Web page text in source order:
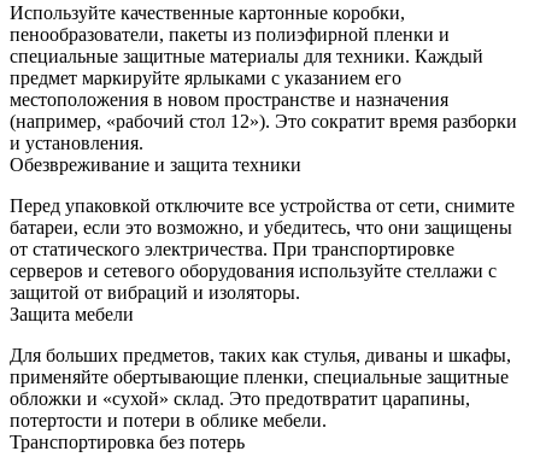
Используйте качественные картонные коробки,
пенообразователи, пакеты из полиэфирной пленки и
специальные защитные материалы для техники. Каждый
предмет маркируйте ярлыками с указанием его
местоположения в новом пространстве и назначения
(например, «рабочий стол 12»). Это сократит время разборки
и установления.
Обезвреживание и защита техники
Перед упаковкой отключите все устройства от сети, снимите
батареи, если это возможно, и убедитесь, что они защищены
от статического электричества. При транспортировке
серверов и сетевого оборудования используйте стеллажи с
защитой от вибраций и изоляторы.
Защита мебели
Для больших предметов, таких как стулья, диваны и шкафы,
применяйте обертывающие пленки, специальные защитные
обложки и «сухой» склад. Это предотвратит царапины,
потертости и потери в облике мебели.
Транспортировка без потерь